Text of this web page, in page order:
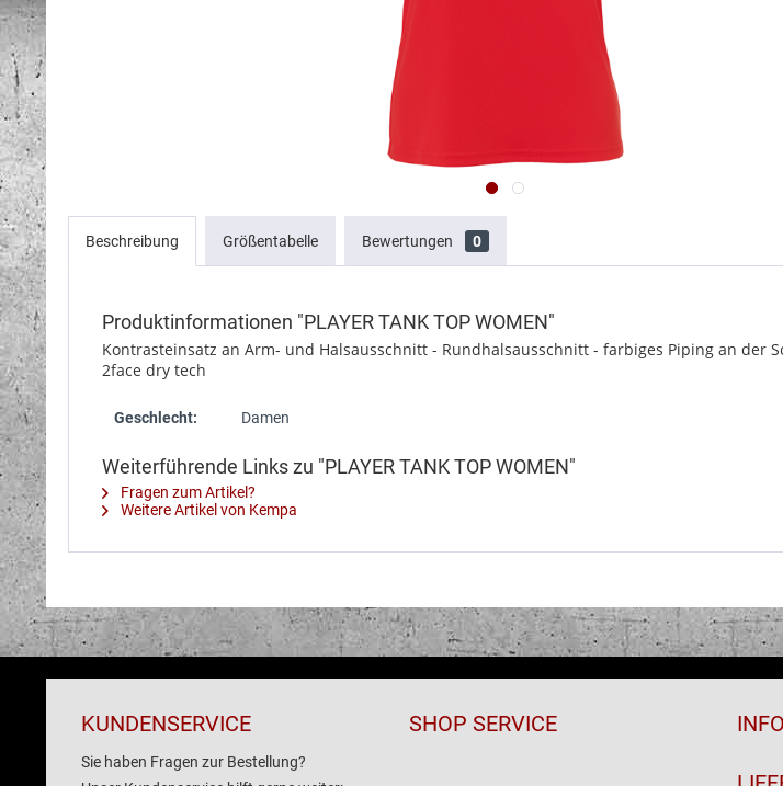
Beschreibung Größentabelle Bewertungen 0
Produktinformationen "PLAYER TANK TOP WOMEN"
Kontrasteinsatz an Arm- und Halsausschnitt - Rundhalsausschnitt - farbiges Piping an
2face dry tech
Geschlecht: Damen
Weiterführende Links zu "PLAYER TANK TOP WOMEN"
Fragen zum Artikel?
Weitere Artikel von Kempa
KUNDENSERVICE
Sie haben Fragen zur Bestellung?
SHOP SERVICE